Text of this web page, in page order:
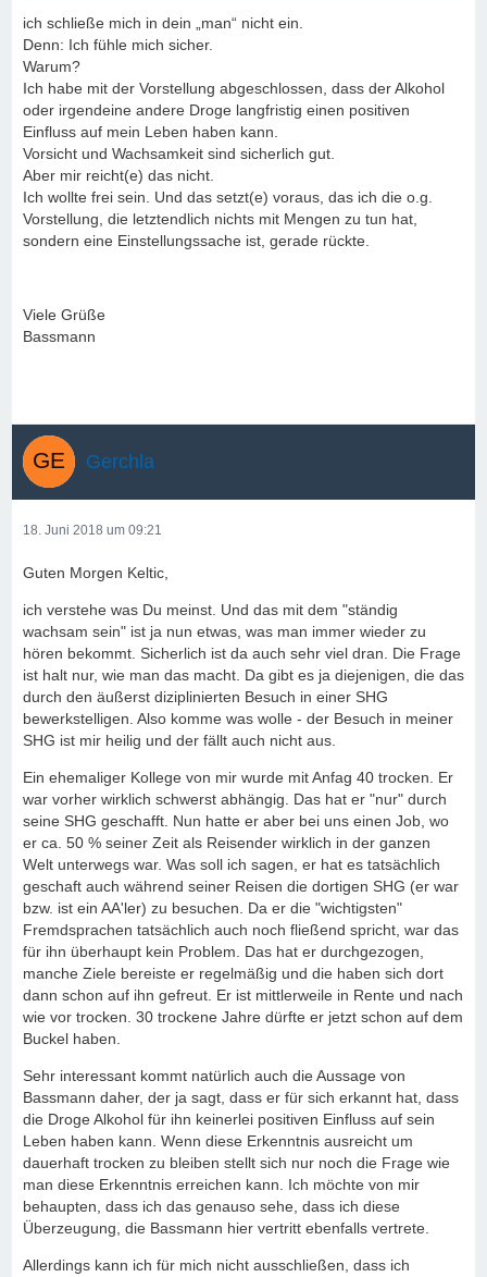
ich schließe mich in dein „man“ nicht ein.
Denn: Ich fühle mich sicher.
Warum?
Ich habe mit der Vorstellung abgeschlossen, dass der Alkohol
oder irgendeine andere Droge langfristig einen positiven
Einfluss auf mein Leben haben kann.
Vorsicht und Wachsamkeit sind sicherlich gut.
Aber mir reicht(e) das nicht.
Ich wollte frei sein. Und das setzt(e) voraus, das ich die o.g.
Vorstellung, die letztendlich nichts mit Mengen zu tun hat,
sondern eine Einstellungssache ist, gerade rückte.
Viele Grüße
Bassmann
Gerchla
18. Juni 2018 um 09:21
Guten Morgen Keltic,
ich verstehe was Du meinst. Und das mit dem "ständig
wachsam sein" ist ja nun etwas, was man immer wieder zu
hören bekommt. Sicherlich ist da auch sehr viel dran. Die Frage
ist halt nur, wie man das macht. Da gibt es ja diejenigen, die das
durch den äußerst diziplinierten Besuch in einer SHG
bewerkstelligen. Also komme was wolle - der Besuch in meiner
SHG ist mir heilig und der fällt auch nicht aus.
Ein ehemaliger Kollege von mir wurde mit Anfag 40 trocken. Er
war vorher wirklich schwerst abhängig. Das hat er "nur" durch
seine SHG geschafft. Nun hatte er aber bei uns einen Job, wo
er ca. 50 % seiner Zeit als Reisender wirklich in der ganzen
Welt unterwegs war. Was soll ich sagen, er hat es tatsächlich
geschaft auch während seiner Reisen die dortigen SHG (er war
bzw. ist ein AA'ler) zu besuchen. Da er die "wichtigsten"
Fremdsprachen tatsächlich auch noch fließend spricht, war das
für ihn überhaupt kein Problem. Das hat er durchgezogen,
manche Ziele bereiste er regelmäßig und die haben sich dort
dann schon auf ihn gefreut. Er ist mittlerweile in Rente und nach
wie vor trocken. 30 trockene Jahre dürfte er jetzt schon auf dem
Buckel haben.
Sehr interessant kommt natürlich auch die Aussage von
Bassmann daher, der ja sagt, dass er für sich erkannt hat, dass
die Droge Alkohol für ihn keinerlei positiven Einfluss auf sein
Leben haben kann. Wenn diese Erkenntnis ausreicht um
dauerhaft trocken zu bleiben stellt sich nur noch die Frage wie
man diese Erkenntnis erreichen kann. Ich möchte von mir
behaupten, dass ich das genauso sehe, dass ich diese
Überzeugung, die Bassmann hier vertritt ebenfalls vertrete.
Allerdings kann ich für mich nicht ausschließen, dass ich